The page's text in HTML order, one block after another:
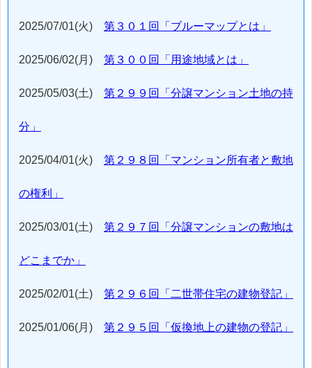
2025/07/01(火) 第３０１回「ブルーマップとは」
2025/06/02(月) 第３００回「用途地域とは」
2025/05/03(土) 第２９９回「分譲マンション土地の持
分」
2025/04/01(火) 第２９８回「マンション所有者と敷地
の権利」
2025/03/01(土) 第２９７回「分譲マンションの敷地は
どこまでか」
2025/02/01(土) 第２９６回「二世帯住宅の建物登記」
2025/01/06(月) 第２９５回「仮換地上の建物の登記」